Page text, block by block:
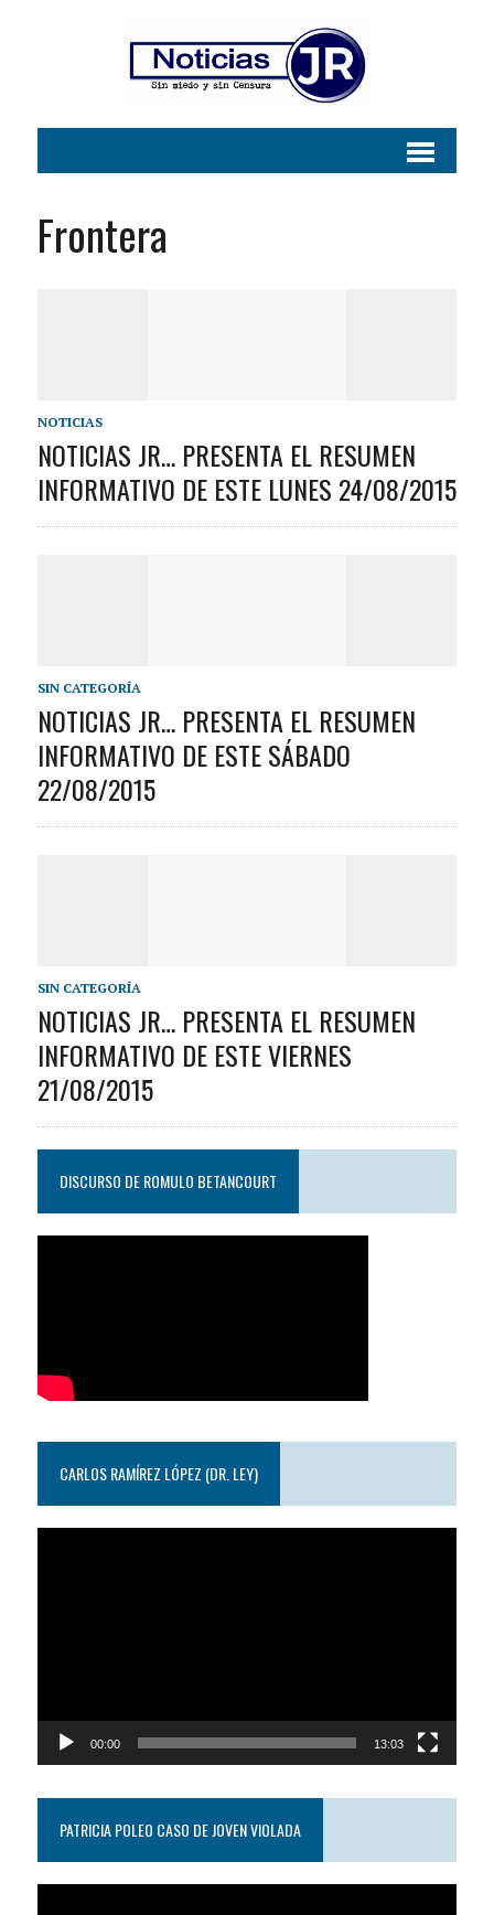
Frontera
NOTICIAS
NOTICIAS JR… PRESENTA EL RESUMEN
INFORMATIVO DE ESTE LUNES 24/08/2015
SIN CATEGORÍA
NOTICIAS JR… PRESENTA EL RESUMEN
INFORMATIVO DE ESTE SÁBADO
22/08/2015
SIN CATEGORÍA
NOTICIAS JR… PRESENTA EL RESUMEN
INFORMATIVO DE ESTE VIERNES
21/08/2015
DISCURSO DE ROMULO BETANCOURT
CARLOS RAMÍREZ LÓPEZ (DR. LEY)
00:00 13:03
PATRICIA POLEO CASO DE JOVEN VIOLADA